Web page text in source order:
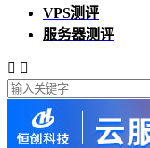
VPS测评
服务器测评
 